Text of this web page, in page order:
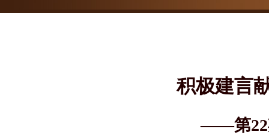
积极建言
——第22